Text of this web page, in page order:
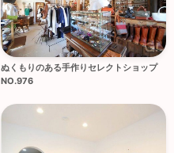
ぬくもりのある手作りセレクトショップ
NO.976